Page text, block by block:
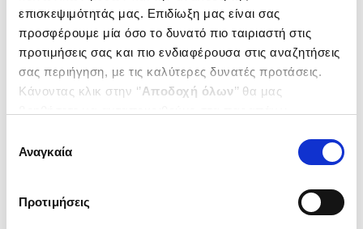
επισκεψιμότητάς μας. Επιδίωξη μας είναι σας
προσφέρουμε μία όσο το δυνατό πιο ταιριαστή στις
προτιμήσεις σας και πιο ενδιαφέρουσα στις αναζητήσεις
σας περιήγηση, με τις καλύτερες δυνατές προτάσεις.
Κάνοντας κλικ στην ‘’Αποδοχή όλων’’ θα μας
ενδιαφέρουν και να επιλέξετε από τα παρακάτω με την
΄΄και να ενημερωθείτε σχετικά με
συγκατάθεσης
Αναγκαία
Προτιμήσεις